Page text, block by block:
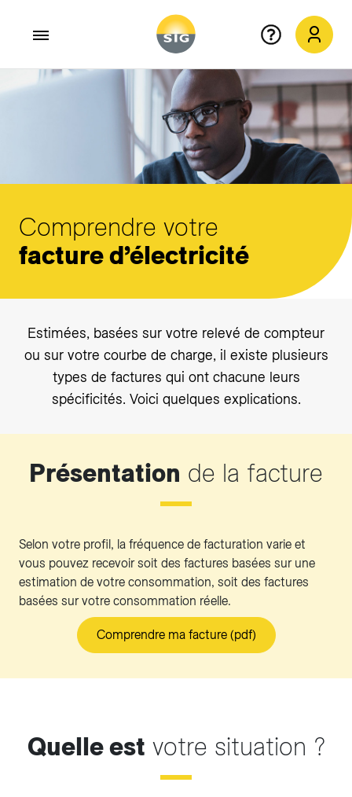
Aller au contenu principal
Comprendre votre
facture d’électricité
Estimées, basées sur votre relevé de compteur
ou sur votre courbe de charge, il existe plusieurs
types de factures qui ont chacune leurs
spécificités. Voici quelques explications.
Présentation de la facture
Selon votre profil, la fréquence de facturation varie et
vous pouvez recevoir soit des factures basées sur une
estimation de votre consommation, soit des factures
basées sur votre consommation réelle.
Comprendre ma facture (pdf)
Quelle est votre situation ?